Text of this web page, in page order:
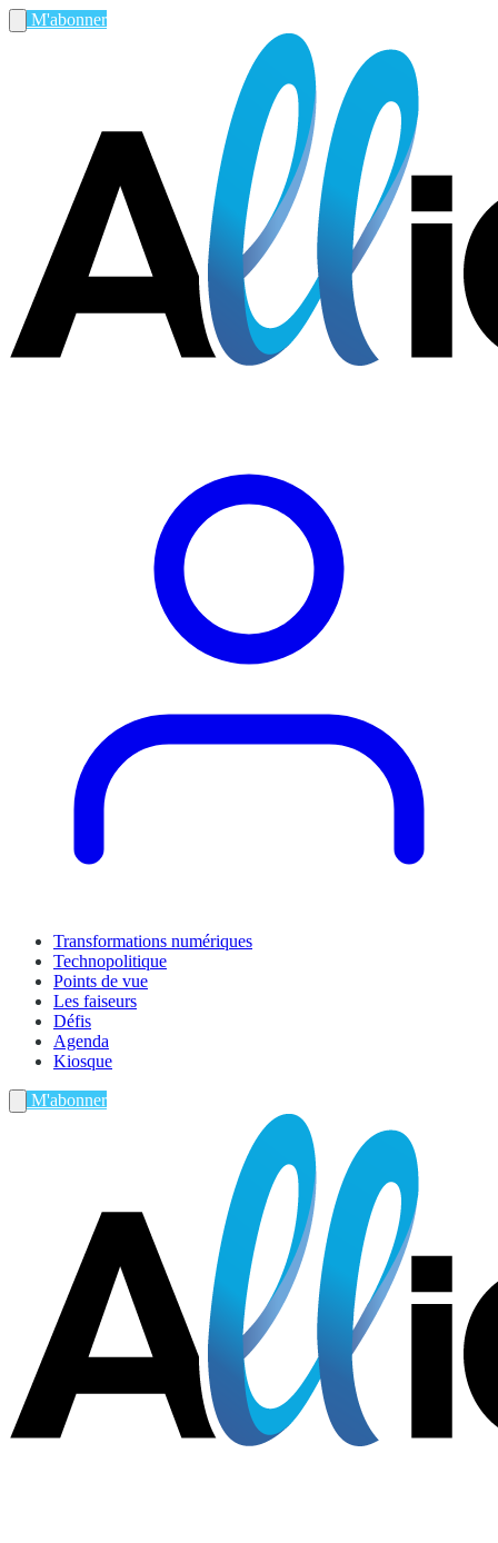
M'abonner
Transformations numériques
Technopolitique
Points de vue
Les faiseurs
Défis
Agenda
Kiosque
M'abonner